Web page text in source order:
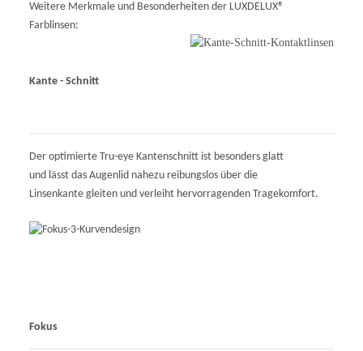
Weitere Merkmale und Besonderheiten der LUXDELUX®
Farblinsen:
Kante - Schnitt
Der optimierte Tru-eye Kantenschnitt ist besonders glatt
und lässt das Augenlid nahezu reibungslos über die
Linsenkante gleiten und verleiht hervorragenden Tragekomfort.
Fokus